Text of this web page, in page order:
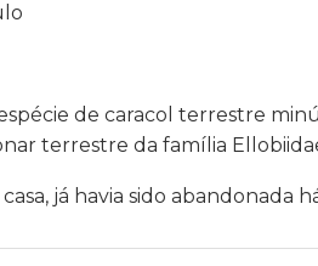
de caracol terrestre
terrestre da família
já havia sido abandonada